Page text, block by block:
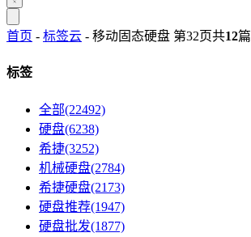
首页 - 标签云 - 移动固态硬盘 第32页共12篇
标签
全部(22492)
硬盘(6238)
希捷(3252)
机械硬盘(2784)
希捷硬盘(2173)
硬盘推荐(1947)
硬盘批发(1877)